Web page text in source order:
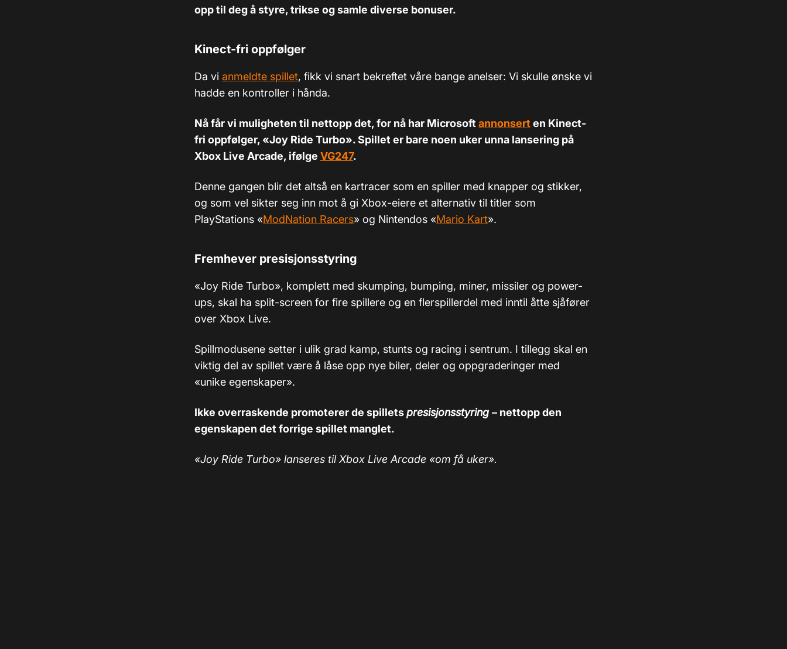
opp til deg å styre, trikse og samle diverse bonuser.
Kinect-fri oppfølger
Da vi anmeldte spillet, fikk vi snart bekreftet våre bange anelser: Vi skulle ønske vi
hadde en kontroller i hånda.
Nå får vi muligheten til nettopp det, for nå har Microsoft annonsert en Kinect-
fri oppfølger, «Joy Ride Turbo». Spillet er bare noen uker unna lansering på
Xbox Live Arcade, ifølge VG247.
Denne gangen blir det altså en kartracer som en spiller med knapper og stikker,
og som vel sikter seg inn mot å gi Xbox-eiere et alternativ til titler som
PlayStations «ModNation Racers» og Nintendos «Mario Kart».
Fremhever presisjonsstyring
«Joy Ride Turbo», komplett med skumping, bumping, miner, missiler og power-
ups, skal ha split-screen for fire spillere og en flerspillerdel med inntil åtte sjåfører
over Xbox Live.
Spillmodusene setter i ulik grad kamp, stunts og racing i sentrum. I tillegg skal en
viktig del av spillet være å låse opp nye biler, deler og oppgraderinger med
«unike egenskaper».
Ikke overraskende promoterer de spilletspresisjonsstyring – nettopp den
egenskapen det forrige spillet manglet.
«Joy Ride Turbo» lanseres til Xbox Live Arcade «om få uker».